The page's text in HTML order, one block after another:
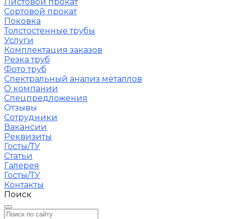
Сортовой прокат
Поковка
Толстостенные трубы
Услуги
Комплектация заказов
Резка труб
Фото труб
Спектральный анализ металлов
О компании
Спецпредложения
Отзывы
Сотрудники
Вакансии
Реквизиты
Госты/ТУ
Статьи
Галерея
Госты/ТУ
Контакты
Поиск